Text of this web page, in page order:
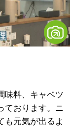
味料、キャベツ
ております。ニ
も元気が出るよ